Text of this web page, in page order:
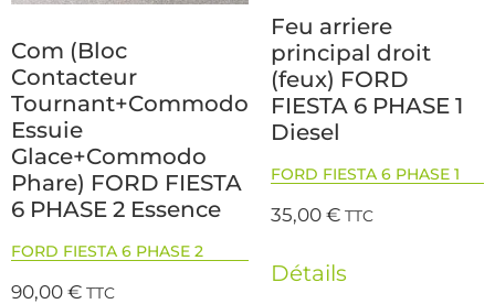
Com (Bloc
Contacteur
Tournant+Commodo
Essuie
Glace+Commodo
Phare) FORD FIESTA
6 PHASE 2 Essence
FORD FIESTA 6 PHASE 2
90,00€ TTC
Feu arriere
principal droit
(feux) FORD
FIESTA 6 PHASE 1
Diesel
FORD FIESTA 6 PHASE 1
35,00€ TTC
Détails